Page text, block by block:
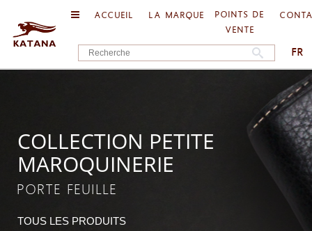
ACCUEIL LA MARQUE
POINTS DE
VENTE
FR
COLLECTION PETITE
MAROQUINERIE
PORTE FEUILLE
TOUS LES PRODUITS